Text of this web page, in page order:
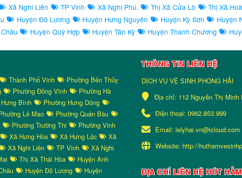
Xã Nghi Liên TP Vinh Xã Nghi Phú. Thị Xã Cửa Lò
Thị Xã
Huyện Đô Lương Huyện Hưng Nguyên Huyện Kỳ Sơn
Huyện
Huyện Quỳ Hợp Huyện Tân Kỳ Huyện Thanh Chương
Thành Phố Vinh
Phường Bến Thủy
Phường Đông Vĩnh
Phường Hà
Bình
Phường Hưng Dũng
Lê Mao
Phường Quán Bàu
Phường Trường Thi
Phường Vinh
Xã Hưng Hòa Xã Hưng Lộc
Xã
Xã Nghi Liên TP Vinh
Xã Nghi
Thị Xã Thái Hòa
Huyện Anh
Huyện Đô Lương
Huyện
THÔNG TIN LIÊN HỆ
DỊCH VỤ VỆ SINH PHONG HẢI
Địa chỉ: 112 Nguyễn Thị
Điện thoại: 0962.853.999
Email: lelyhai.vn@icloud.com
Website: http://
ĐỊA CHỈ LIÊN HỆ HÚT